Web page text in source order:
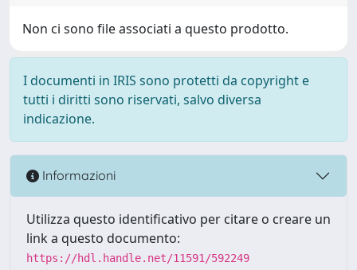
Non ci sono file associati a questo prodotto.
I documenti in IRIS sono protetti da copyright e
tutti i diritti sono riservati, salvo diversa
indicazione.
Informazioni
Utilizza questo identificativo per citare o creare un
link a questo documento:
https://hdl.handle.net/11591/592249